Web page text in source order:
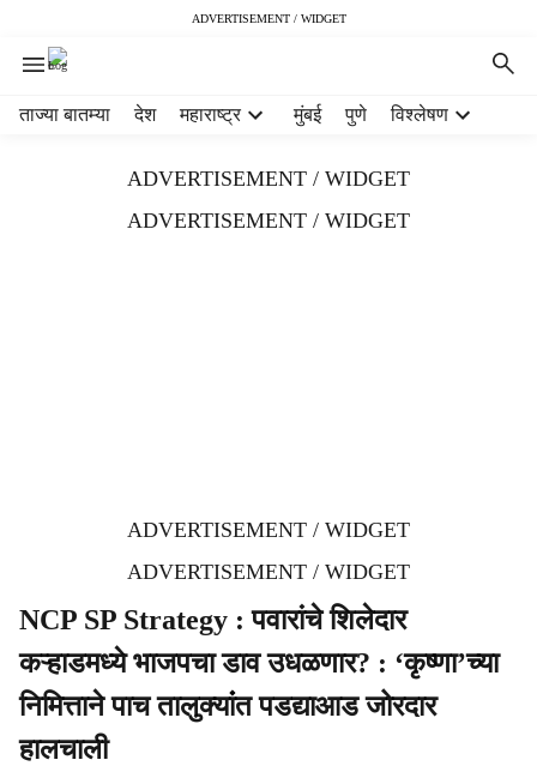
ADVERTISEMENT / WIDGET
ताज्या बातम्या देश महाराष्ट्र मुंबई पुणे विश्लेषण
ADVERTISEMENT / WIDGET
ADVERTISEMENT / WIDGET
ADVERTISEMENT / WIDGET
ADVERTISEMENT / WIDGET
NCP SP Strategy : पवारांचे शिलेदार
कऱ्हाडमध्ये भाजपचा डाव उधळणार? : ‘कृष्णा’च्या
निमित्ताने पाच तालुक्यांंत पडद्याआड जोरदार
हालचाली